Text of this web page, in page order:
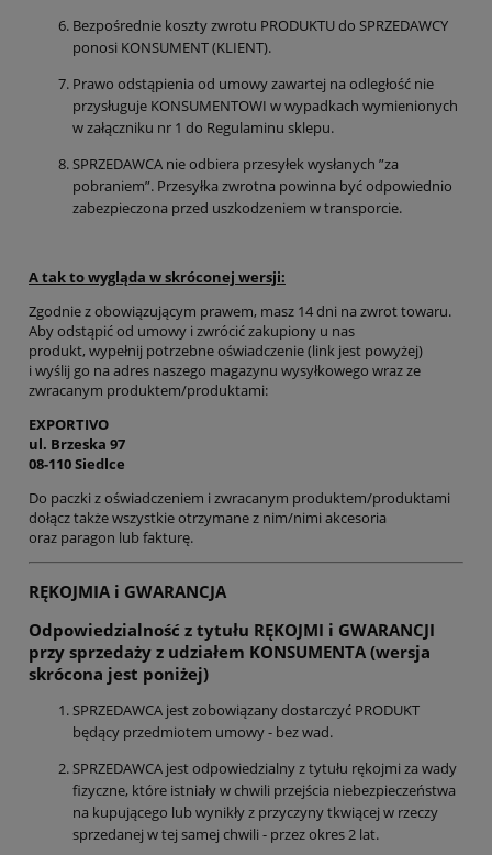
Bezpośrednie koszty zwrotu PRODUKTU do SPRZEDAWCY
ponosi KONSUMENT (KLIENT).
Prawo odstąpienia od umowy zawartej na odległość nie
przysługuje KONSUMENTOWI w wypadkach wymienionych
w załączniku nr 1 do Regulaminu sklepu.
SPRZEDAWCA nie odbiera przesyłek wysłanych ”za
pobraniem”. Przesyłka zwrotna powinna być odpowiednio
zabezpieczona przed uszkodzeniem w transporcie.
A tak to wygląda w skróconej wersji:
Zgodnie z obowiązującym prawem, masz 14 dni na zwrot towaru.
Aby odstąpić od umowy i zwrócić zakupiony u nas
produkt, wypełnij potrzebne oświadczenie (link jest powyżej)
i wyślij go na adres naszego magazynu wysyłkowego wraz ze
zwracanym produktem/produktami:
EXPORTIVO
ul. Brzeska 97
08-110 Siedlce
Do paczki z oświadczeniem i zwracanym produktem/produktami
dołącz także wszystkie otrzymane z nim/nimi akcesoria
oraz paragon lub fakturę.
RĘKOJMIA i GWARANCJA
Odpowiedzialność z tytułu RĘKOJMI i GWARANCJI
przy sprzedaży z udziałem KONSUMENTA (wersja
skrócona jest poniżej)
SPRZEDAWCA jest zobowiązany dostarczyć PRODUKT
będący przedmiotem umowy - bez wad.
SPRZEDAWCA jest odpowiedzialny z tytułu rękojmi za wady
fizyczne, które istniały w chwili przejścia niebezpieczeństwa
na kupującego lub wynikły z przyczyny tkwiącej w rzeczy
sprzedanej w tej samej chwili - przez okres 2 lat.